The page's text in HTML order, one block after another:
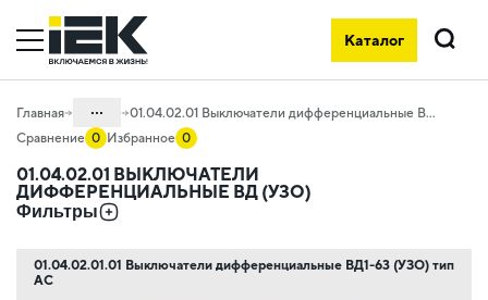
Каталог
Поиск
Главная ...
Каталог
01. Модульное оборудование
01.04.02.01 Выключатели дифференциальные ВД (УЗО)
Сравнение 0 Избранное 0
01.04.02.01 ВЫКЛЮЧАТЕЛИ
ДИФФЕРЕНЦИАЛЬНЫЕ ВД (УЗО)
Фильтры
01.04.02.01.01 Выключатели дифференциальные ВД1-63 (УЗО) тип
AC